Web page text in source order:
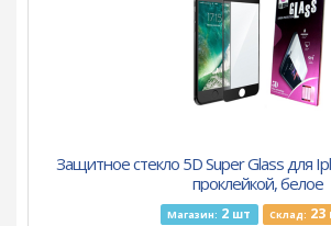
Защитное стекло 5D Super Glass для
проклейкой, белое
Магазин: 2 шт Склад: 23